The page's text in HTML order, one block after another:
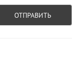
ОТПРАВИТЬ